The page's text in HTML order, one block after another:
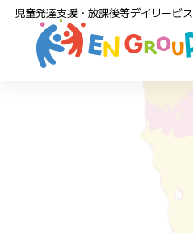
児童発達支援・放課後等デイサービス